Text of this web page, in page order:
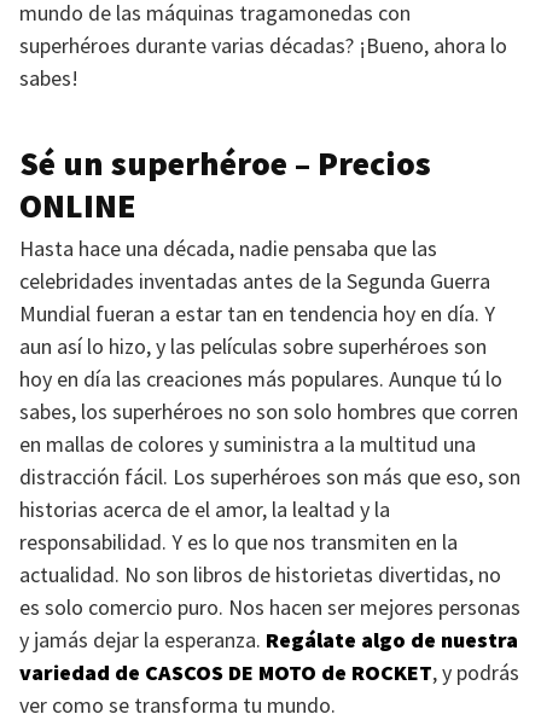
mundo de las máquinas tragamonedas con
superhéroes durante varias décadas? ¡Bueno, ahora lo
sabes!
Sé un superhéroe – Precios
ONLINE
Hasta hace una década, nadie pensaba que las
celebridades inventadas antes de la Segunda Guerra
Mundial fueran a estar tan en tendencia hoy en día. Y
aun así lo hizo, y las películas sobre superhéroes son
hoy en día las creaciones más populares. Aunque tú lo
sabes, los superhéroes no son solo hombres que corren
en mallas de colores y suministra a la multitud una
distracción fácil. Los superhéroes son más que eso, son
historias acerca de el amor, la lealtad y la
responsabilidad. Y es lo que nos transmiten en la
actualidad. No son libros de historietas divertidas, no
es solo comercio puro. Nos hacen ser mejores personas
y jamás dejar la esperanza. Regálate algo de nuestra
variedad de CASCOS DE MOTO de ROCKET, y podrás
ver como se transforma tu mundo.